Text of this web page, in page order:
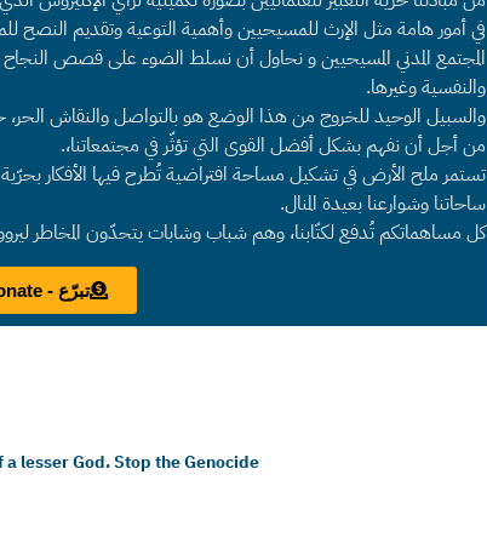
في أمور هامة مثل الإرث للمسيحيين وأهمية التوعية وتقديم النصح
المجتمع المدني المسيحيين و نحاول أن نسلط الضوء على قصص
والنفسية وغيرها.
والسبيل الوحيد للخروج من هذا الوضع هو بالتواصل والنقاش الحر،
من أجل أن نفهم بشكل أفضل القوى التي تؤثّر في مجتمعاتنا،.
تستمر ملح الأرض في تشكيل مساحة افتراضية تُطرح فيها الأفكار بحرّية
ساحاتنا وشوارعنا بعيدة المنال.
كل مساهماتكم تُدفع لكتّابنا، وهم شباب وشابات يتحدّون المخاطر
تبرّع - Donate
lesser God. Stop the Genocide